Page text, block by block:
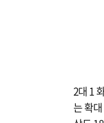
2대 1
는 확